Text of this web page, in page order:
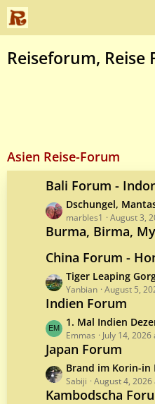
Reiseforum, Reise
Asien Reise-Forum
Bali Forum -
L
a
s
P
o
s
t
Dschungel, Mantas und
marbles1 August 3,
Burma, Birma,
China Forum -
L
a
t
P
o
s
t
s
Tiger Leaping
Yanbian August 5,
Indien Forum
L
a
s
t
P
o
1. Mal Indien
Emmas July 14,
Japan Forum
L
a
s
Brand im Korin-in
Sabiji August 4, 2026
Kambodscha